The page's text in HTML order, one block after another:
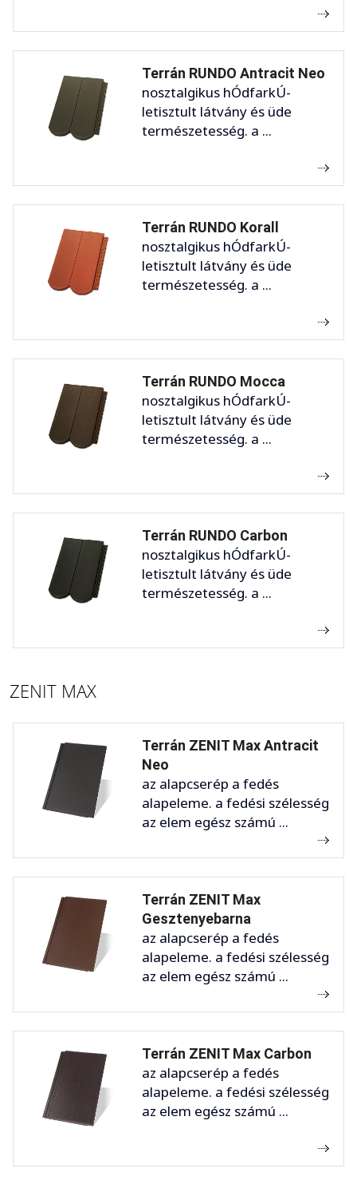
Terrán RUNDO Antracit Neo
nosztalgikus hÓdfarkÚ-
letisztult látvány és üde
természetesség. a ...
Terrán RUNDO Korall
nosztalgikus hÓdfarkÚ-
letisztult látvány és üde
természetesség. a ...
Terrán RUNDO Mocca
nosztalgikus hÓdfarkÚ-
letisztult látvány és üde
természetesség. a ...
Terrán RUNDO Carbon
nosztalgikus hÓdfarkÚ-
letisztult látvány és üde
természetesség. a ...
ZENIT MAX
Terrán ZENIT Max Antracit
Neo
az alapcserép a fedés
alapeleme. a fedési szélesség
az elem egész számú ...
Terrán ZENIT Max
Gesztenyebarna
az alapcserép a fedés
alapeleme. a fedési szélesség
az elem egész számú ...
Terrán ZENIT Max Carbon
az alapcserép a fedés
alapeleme. a fedési szélesség
az elem egész számú ...